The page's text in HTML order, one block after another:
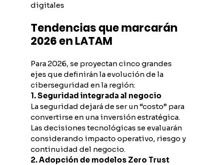
digitales
Tendencias que marcarán
2026 en LATAM
Para 2026, se proyectan cinco grandes
ejes que definirán la evolución de la
ciberseguridad en la región:
1. Seguridad integrada al negocio
La seguridad dejará de ser un “costo” para
convertirse en una inversión estratégica.
Las decisiones tecnológicas se evaluarán
considerando impacto operativo, riesgo y
continuidad del negocio.
2. Adopción de modelos Zero Trust